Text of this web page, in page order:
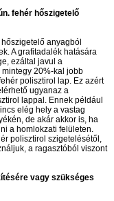
fehér hőszigetelő
anyagból
A grafitadalék hatására
ezáltal javul a
20%-kal jobb
polisztirol lap. Ez azért
ugyanaz a
lappal. Ennek például
elég hely a vastag
de akár akkor is, ha
a homlokzati felületen.
polisztirol szigetelésétől,
a ragasztóból viszont
vagy szükséges